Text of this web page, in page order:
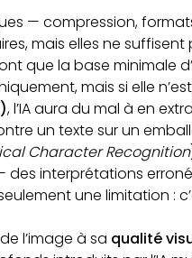
— compression,
mais elles ne suffisent
que la base minimale
mais si elle
, l’IA aura du mal à en
un texte sur un
Character Recognition
interprétations
une limitation :
l’image à sa qualité